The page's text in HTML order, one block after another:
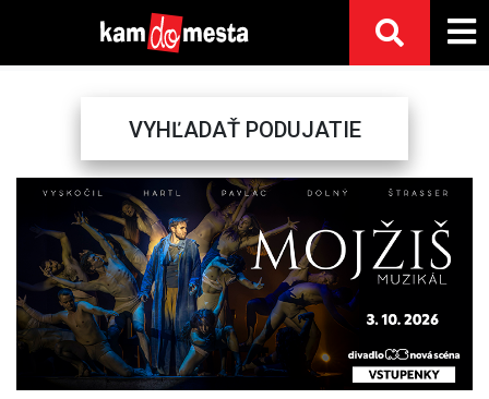
VYHĽADAŤ PODUJATIE
Previous